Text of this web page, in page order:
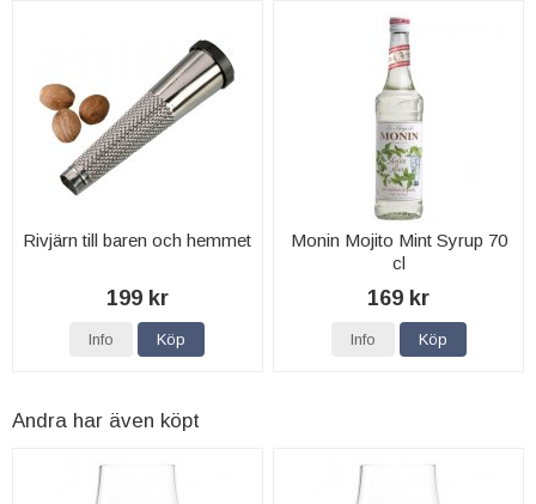
Rivjärn till baren och hemmet
199 kr
Info Köp
Monin Mojito Mint Syrup 70
cl
169 kr
Info Köp
Andra har även köpt